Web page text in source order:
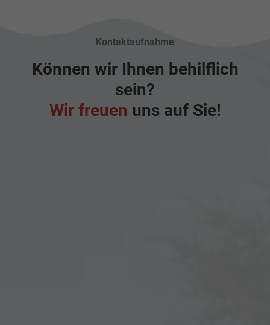
Kontaktaufnahme
Können wir Ihnen behilflich
sein?
Wir freuen uns auf Sie!